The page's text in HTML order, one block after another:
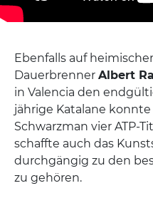
Ebenfalls auf
Dauerbrenner Albert
in Valencia den
jährige Katalane
Schwarzman vier ATP-
schaffte auch das
durchgängig zu den
zu gehören.